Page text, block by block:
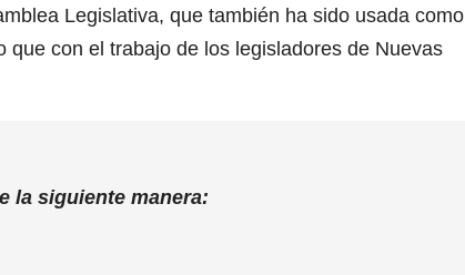
Legislativa, que también ha sido usada como
con el trabajo de los legisladores de Nuevas
la siguiente manera: